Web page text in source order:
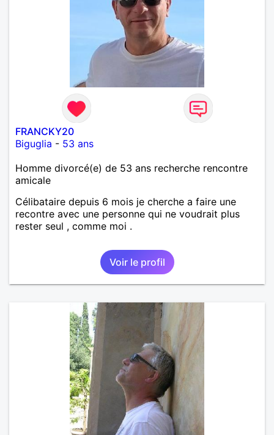
FRANCKY20
Biguglia - 53 ans
Homme divorcé(e) de 53 ans recherche rencontre
amicale
Célibataire depuis 6 mois je cherche a faire une
recontre avec une personne qui ne voudrait plus
rester seul , comme moi .
Voir le profil